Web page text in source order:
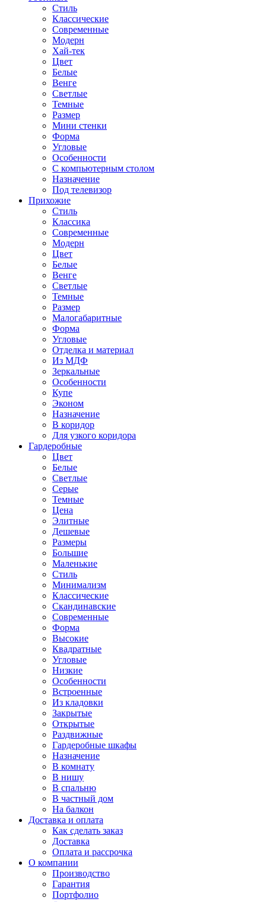
Стиль
Классические
Современные
Модерн
Хай-тек
Цвет
Белые
Венге
Светлые
Темные
Размер
Мини стенки
Форма
Угловые
Особенности
С компьютерным столом
Назначение
Под телевизор
Прихожие
Стиль
Классика
Современные
Модерн
Цвет
Белые
Венге
Светлые
Темные
Размер
Малогабаритные
Форма
Угловые
Отделка и материал
Из МДФ
Зеркальные
Особенности
Купе
Эконом
Назначение
В коридор
Для узкого коридора
Гардеробные
Цвет
Белые
Светлые
Серые
Темные
Цена
Элитные
Дешевые
Размеры
Большие
Маленькие
Стиль
Минимализм
Классические
Скандинавские
Современные
Форма
Высокие
Квадратные
Угловые
Низкие
Особенности
Встроенные
Из кладовки
Закрытые
Открытые
Раздвижные
Гардеробные шкафы
Назначение
В комнату
В нишу
В спальню
В частный дом
На балкон
Доставка и оплата
Как сделать заказ
Доставка
Оплата и рассрочка
О компании
Производство
Гарантия
Портфолио